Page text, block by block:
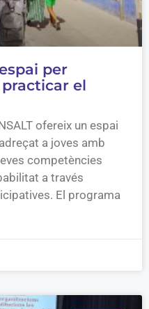
per
el
ofereix un espai
a joves amb
competències
a través
El programa